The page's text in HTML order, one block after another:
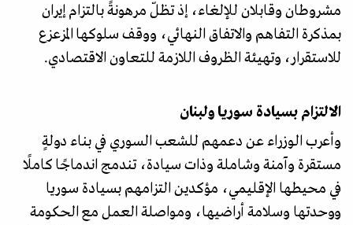
مشروطان وقابلان للإلغاء، إذ تظلّ مرهونةً بالتزام إيران
بمذكرة التفاهم والاتفاق النهائي، ووقف سلوكها المزعزع
للاستقرار، وتهيئة الظروف اللازمة للتعاون الاقتصادي.
الالتزام بسيادة سوريا ولبنان
وأعرب الوزراء عن دعمهم للشعب السوري في بناء دولةٍ
مستقرة وآمنة وشاملة وذات سيادة، تندمج اندماجًا كاملًا
في محيطها الإقليمي، مؤكدين التزامهم بسيادة سوريا
ووحدتها وسلامة أراضيها، ومواصلة العمل مع الحكومة